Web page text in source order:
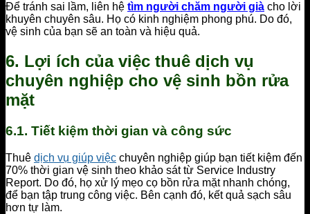
Để tránh sai lầm, liên hệ tìm người chăm người già cho lời
khuyên chuyên sâu. Họ có kinh nghiệm phong phú. Do đó,
vệ sinh của bạn sẽ an toàn và hiệu quả.
6. Lợi ích của việc thuê dịch vụ
chuyên nghiệp cho vệ sinh bồn rửa
mặt
6.1. Tiết kiệm thời gian và công sức
Thuê dịch vụ giúp việc chuyên nghiệp giúp bạn tiết kiệm đến
70% thời gian vệ sinh theo khảo sát từ Service Industry
Report. Do đó, họ xử lý mẹo cọ bồn rửa mặt nhanh chóng,
để bạn tập trung công việc. Bên cạnh đó, kết quả sạch sâu
hơn tự làm.